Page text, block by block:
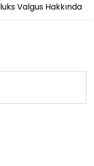
Valgus Hakkında